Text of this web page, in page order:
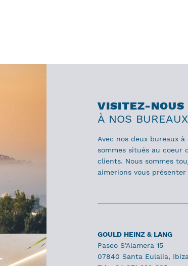
VISITEZ-NOUS
À NOS BUREAUX
Avec nos deux bureaux
sommes situés au coeur
clients. Nous sommes
aimerions vous
GOULD HEINZ & LANG
Paseo S’Alamera 15
07840 Santa Eulalia,